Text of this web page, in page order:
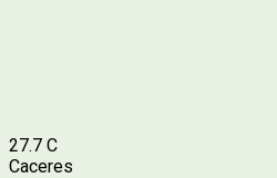
27.7 C
Caceres